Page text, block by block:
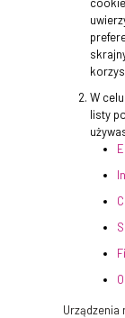
W
listy
Urządzenia